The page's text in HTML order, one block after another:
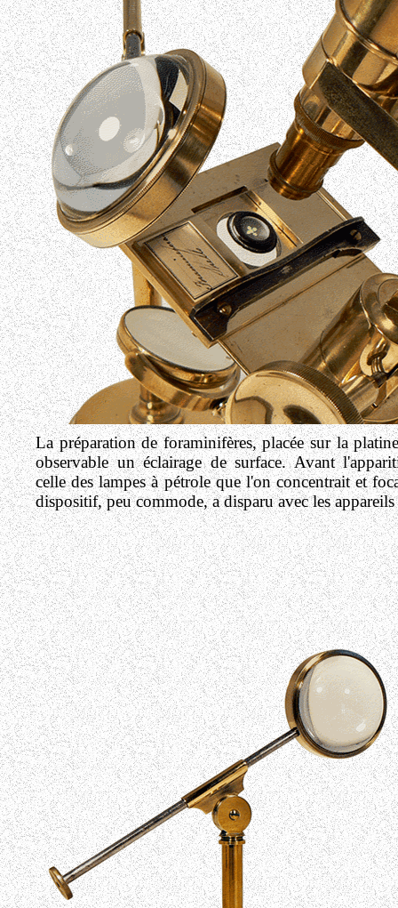
La préparation de foraminifères, placée sur la
observable un éclairage de surface. Avant
celle des lampes à pétrole que l'on concentrait et
dispositif, peu commode, a disparu avec les